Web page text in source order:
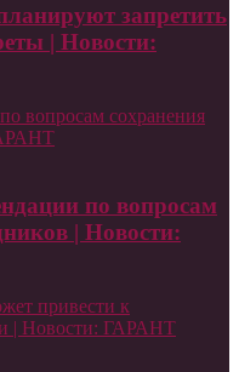
запретить
| Новости:
вопросам сохранения
по вопросам
| Новости:
привести к
| Новости: ГАРАНТ